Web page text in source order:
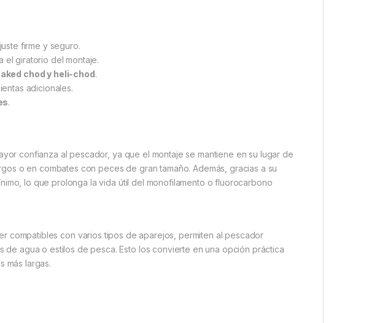
firme y seguro.
el giratorio del montaje.
chod y heli-chod.
adicionales.
.
confianza al pescador, ya que el montaje se mantiene en su lugar de
o en combates con peces de gran tamaño. Además, gracias a su
lo que prolonga la vida útil del monofilamento o fluorocarbono
compatibles con varios tipos de aparejos, permiten al pescador
agua o estilos de pesca. Esto los convierte en una opción práctica
más largas.